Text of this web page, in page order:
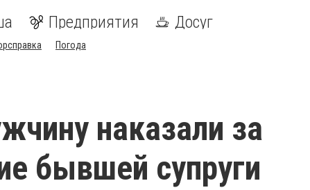
Предприятия Досуг
Погода
наказали за
бывшей супруги